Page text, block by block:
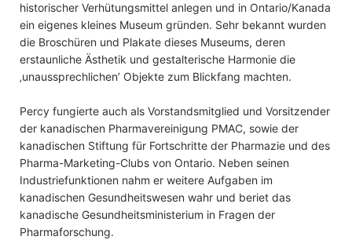
historischer Verhütungsmittel anlegen und in Ontario/Kanada
ein eigenes kleines Museum gründen. Sehr bekannt wurden
die Broschüren und Plakate dieses Museums, deren
erstaunliche Ästhetik und gestalterische Harmonie die
‚unaussprechlichen’ Objekte zum Blickfang machten.
Percy fungierte auch als Vorstandsmitglied und Vorsitzender
der kanadischen Pharmavereinigung PMAC, sowie der
kanadischen Stiftung für Fortschritte der Pharmazie und des
Pharma-Marketing-Clubs von Ontario. Neben seinen
Industriefunktionen nahm er weitere Aufgaben im
kanadischen Gesundheitswesen wahr und beriet das
kanadische Gesundheitsministerium in Fragen der
Pharmaforschung.